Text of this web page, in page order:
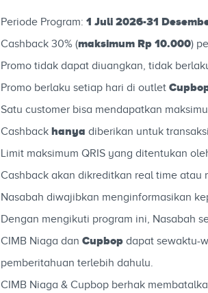
Periode Program: 1 Juli 2026-31
Cashback 30% (maksimum Rp 10.000)
Promo tidak dapat diuangkan, tidak
Promo berlaku setiap hari di outlet
Satu customer bisa mendapatkan
Cashback hanya diberikan untuk
Limit maksimum QRIS yang ditentukan
Cashback akan dikreditkan real time atau
Nasabah diwajibkan menginformasikan
Dengan mengikuti program ini, Nasabah
CIMB Niaga dan Cupbop dapat sewaktu-
pemberitahuan terlebih dahulu.
CIMB Niaga & Cupbop berhak